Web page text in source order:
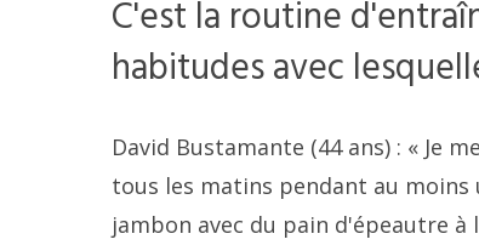
C'est la routine
habitudes avec
David Bustamante (44 ans) : « Je
tous les matins pendant au
jambon avec du pain d'épeautre